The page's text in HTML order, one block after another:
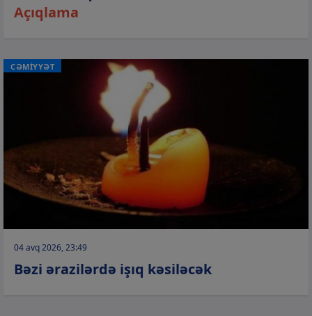
Açıqlama
CƏMİYYƏT
04 avq 2026, 23:49
Bəzi ərazilərdə işıq kəsiləcək